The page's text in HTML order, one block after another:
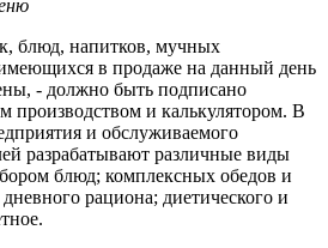
блюд, напитков, мучных
в продаже на данный день
- должно быть подписано
производством и калькулятором. В
и обслуживаемого
разрабатывают различные виды
блюд; комплексных обедов и
рациона; диетического и